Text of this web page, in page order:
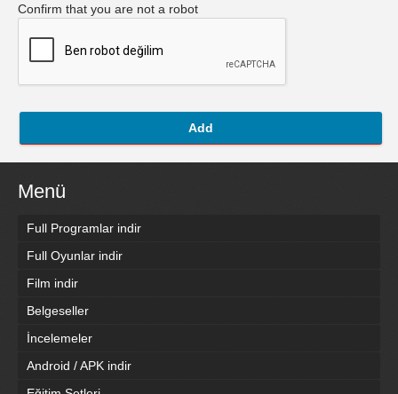
Confirm that you are not a robot
Add
Menü
Full Programlar indir
Full Oyunlar indir
Film indir
Belgeseller
İncelemeler
Android / APK indir